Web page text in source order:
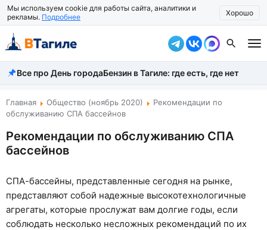
Мы используем cookie для работы сайта, аналитики и
рекламы. Подробнее Хорошо
Все новости
Происшествия
Власть
Экономика
Общество
Все про День городаБензин в Тагиле: где есть, где нет
Главная Общество (ноябрь 2020)
Рекомендации по
обслуживанию СПА бассейнов
Рекомендации по обслуживанию СПА
бассейнов
СПА-бассейны, представленные сегодня на рынке,
представляют собой надежные высокотехнологичные
агрегаты, которые прослужат вам долгие годы, если
соблюдать несколько несложных рекомендаций по их